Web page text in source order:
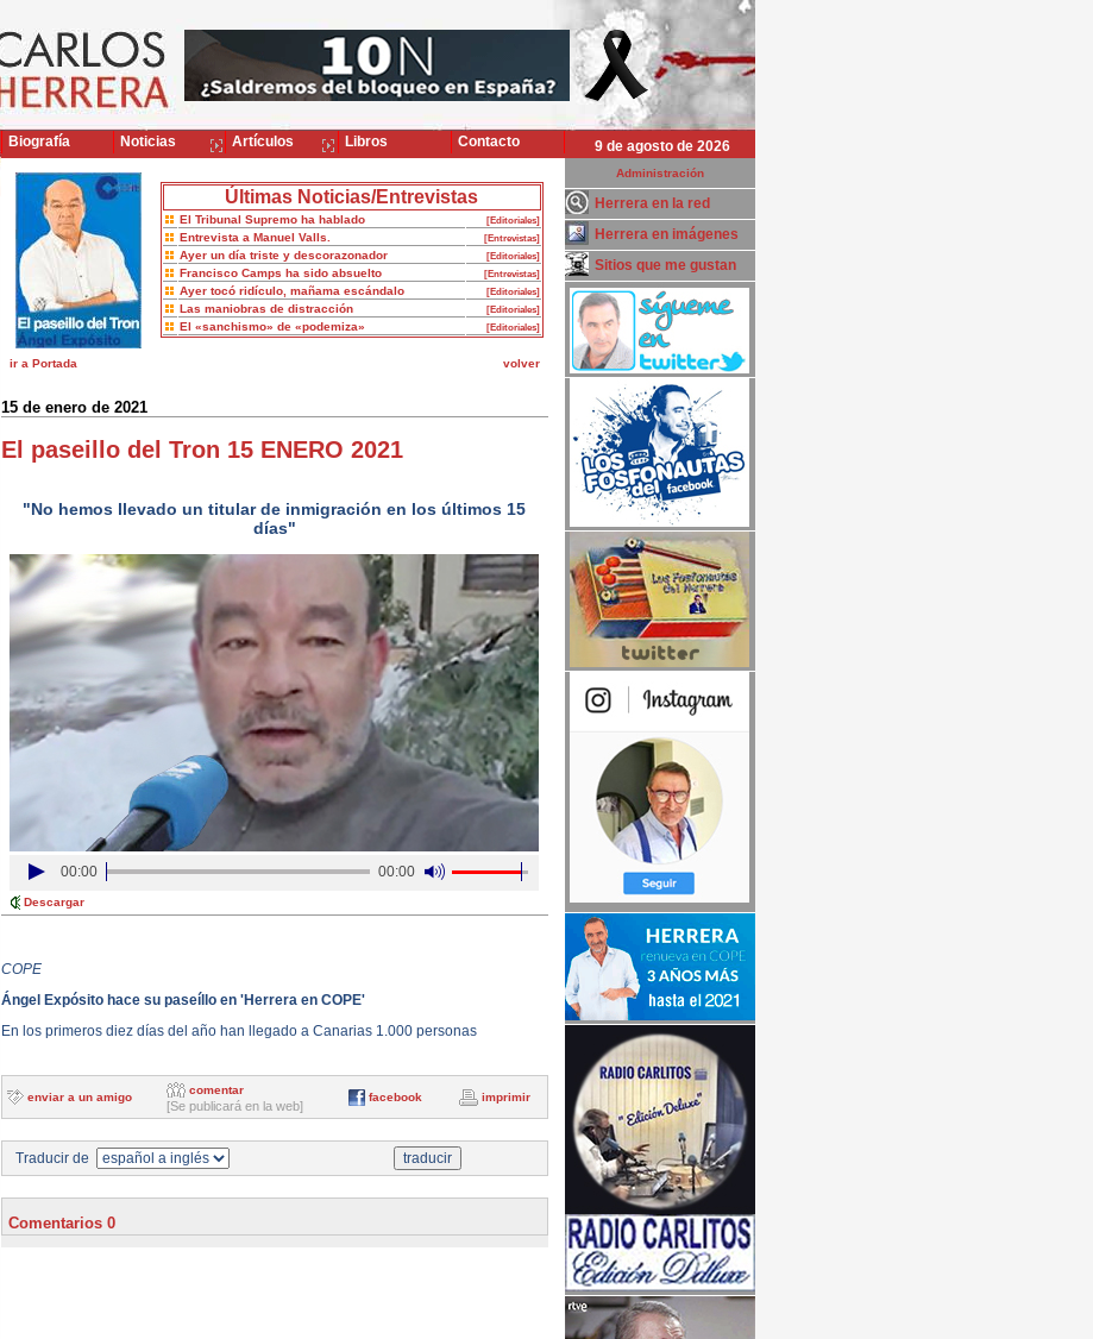
9 de agosto de 2026
Últimas Noticias/Entrevistas
El Tribunal Supremo ha hablado [Editoriales]
Entrevista a Manuel Valls. [Entrevistas]
Ayer un día triste y descorazonador [Editoriales]
Francisco Camps ha sido absuelto [Entrevistas]
Ayer tocó ridículo, mañama escándalo [Editoriales]
Las maniobras de distracción [Editoriales]
El «sanchismo» de «podemiza» [Editoriales]
ir a Portada volver
15 de enero de 2021
El paseillo del Tron 15 ENERO 2021
"No hemos llevado un titular de inmigración en los últimos 15
días"
00:00 00:00
Descargar
COPE
Ángel Expósito hace su paseíllo en 'Herrera en COPE'
En los primeros diez días del año han llegado a Canarias 1.000 personas
enviar a un amigo
comentar
[Se publicará en la web]
facebook imprimir
Traducir de
Comentarios 0
Administración
Herrera en la red
Herrera en imágenes
Sitios que me gustan
Biografía Noticias Artículos Libros Contacto